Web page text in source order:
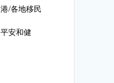
/各地移民
安和健